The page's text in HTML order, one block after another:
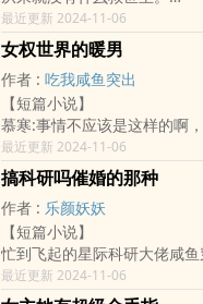
怪罪。
某日:柴清多看了班内某班草
钊以上课走神的名义，抓去书
德。
某日：班草当着班院内同学
给我，我一定宠你一辈子。
这一幕，被厉太傅看到，放学
三从四德去给厉钊承认错误
角落：清清总在外面沾花惹草
崽，才能让我放心，清清乖，
柴清欲哭无泪：其实太傅大
某日:柴清勇于反抗，跟着三
太后散心的厉太傅抓个正着。
也不靠神仙皇帝。
要消灭全部哥布林，全靠我
~~~~~~~~~~~~~~~
新书《汉兴》发布，求点击推
最近更新 2024-11-06
女权世界的暖男
作者 : 吃我咸鱼突出
【短篇小说】
慕寒:事情不应该是这样的啊
啊，为什幺会这样啊！
哎嘿嘿，你跑不掉了！
主角穿越女权世界，看主角
求生
PS:书友群:531216298密码是
吧，欢迎对我提建议o>_
最近更新 2024-11-06
搞科研吗催婚的那种
作者 : 乐颜妖妖
【短篇小说】
忙到飞起的星际科研大佬咸鱼
变成又闲又多余的闲余
苏怜：如果你把这项专利免
最近更新 2024-11-06